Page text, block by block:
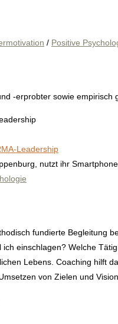
/ Positive
-erprobter sowie
nutzt ihr
fundierte Begleitung
ich einschlagen? Welche
Lebens. Coaching hilft
von Zielen und